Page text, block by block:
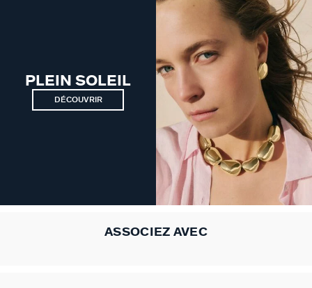
PLEIN SOLEIL
DÉCOUVRIR
ASSOCIEZ AVEC